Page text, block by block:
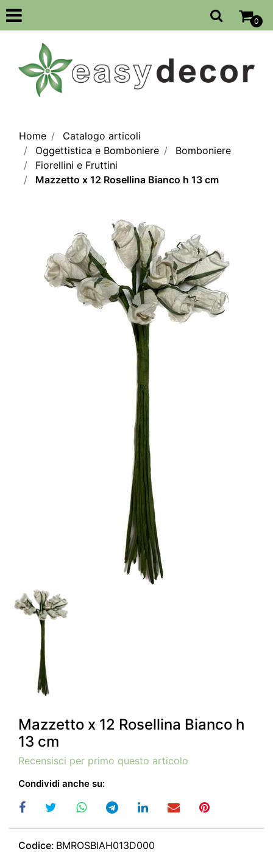
Open
0
Home
Catalogo articoli
Oggettistica e Bomboniere
Bomboniere
Fiorellini e Fruttini
Mazzetto x 12 Rosellina Bianco h 13 cm
Mazzetto x 12 Rosellina Bianco h
13 cm
Recensisci per primo questo articolo
Condividi anche su:
Codice: BMROSBIAH013D000